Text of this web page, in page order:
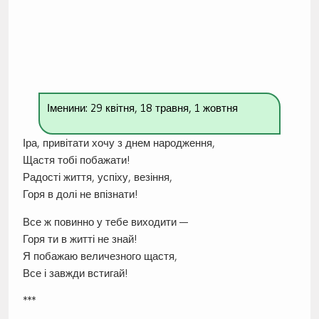
Іменини: 29 квітня, 18 травня, 1 жовтня
Іра, привітати хочу з днем народження,
Щастя тобі побажати!
Радості життя, успіху, везіння,
Горя в долі не впізнати!
Все ж повинно у тебе виходити —
Горя ти в житті не знай!
Я побажаю величезного щастя,
Все і завжди встигай!
***